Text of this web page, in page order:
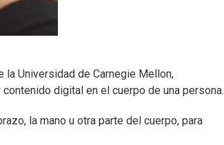
Universidad de Carnegie Mellon,
digital en el cuerpo de una persona.
la mano u otra parte del cuerpo, para